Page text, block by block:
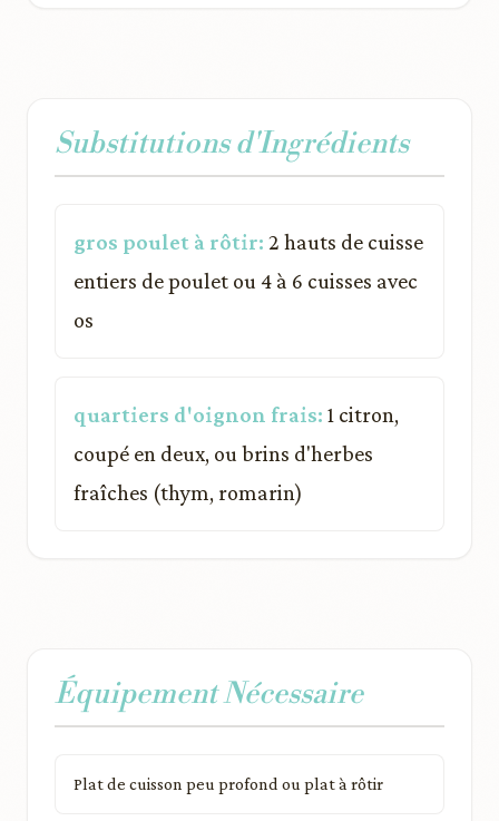
Substitutions d'Ingrédients
gros poulet à rôtir: 2 hauts de cuisse
entiers de poulet ou 4 à 6 cuisses avec
os
quartiers d'oignon frais: 1 citron,
coupé en deux, ou brins d'herbes
fraîches (thym, romarin)
Équipement Nécessaire
Plat de cuisson peu profond ou plat à rôtir